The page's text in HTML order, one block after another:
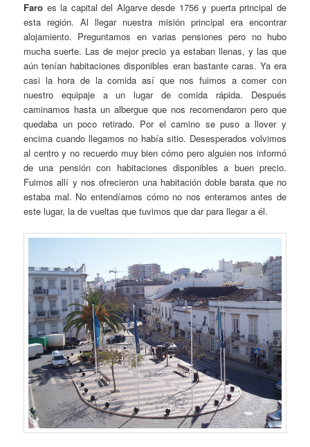
Faro es la capital del Algarve desde 1756 y puerta principal de
esta región. Al llegar nuestra misión principal era encontrar
alojamiento. Preguntamos en varias pensiones pero no hubo
mucha suerte. Las de mejor precio ya estaban llenas, y las que
aún tenían habitaciones disponibles eran bastante caras. Ya era
casi la hora de la comida así que nos fuimos a comer con
nuestro equipaje a un lugar de comida rápida. Después
caminamos hasta un albergue que nos recomendaron pero que
quedaba un poco retirado. Por el camino se puso a llover y
encima cuando llegamos no había sitio. Desesperados volvimos
al centro y no recuerdo muy bien cómo pero alguien nos informó
de una pensión con habitaciones disponibles a buen precio.
Fuimos allí y nos ofrecieron una habitación doble barata que no
estaba mal. No entendíamos cómo no nos enteramos antes de
este lugar, la de vueltas que tuvimos que dar para llegar a él.